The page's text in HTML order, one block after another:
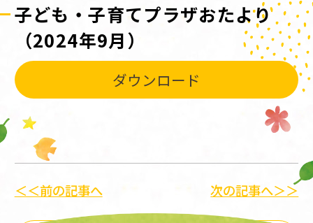
子ども・子育てプラザおたより
（2024年9月）
ダウンロード
＜＜前の記事へ 次の記事へ＞＞